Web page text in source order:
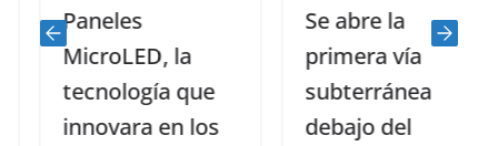
Paneles
MicroLED, la
tecnología que
innovara en los
Se abre la
primera vía
subterránea
debajo del